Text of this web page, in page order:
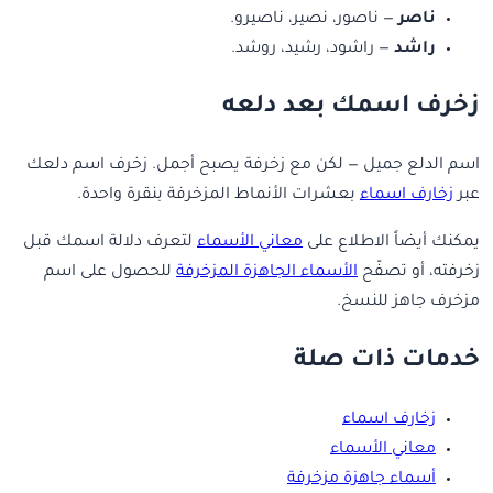
ناصر— ناصور، نصير، ناصيرو.
راشد — راشود، رشيد، روشد.
زخرف اسمك بعد دلعه
اسم الدلع جميل — لكن مع زخرفة يصبح أجمل. زخرف اسم دلعك
عبرزخارف اسماء بعشرات الأنماط المزخرفة بنقرة واحدة.
يمكنك أيضاً الاطلاع على معاني الأسماء لتعرف دلالة اسمك قبل
زخرفته، أو تصفّح الأسماء الجاهزة المزخرفة للحصول على اسم
مزخرف جاهز للنسخ.
خدمات ذات صلة
زخارف اسماء
معاني الأسماء
أسماء جاهزة مزخرفة